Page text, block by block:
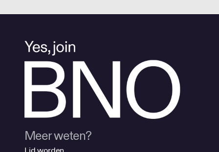
Meer weten?